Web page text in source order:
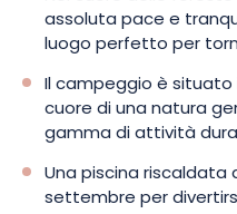
assoluta pace e
luogo perfetto per
Il campeggio è situato
cuore di una natura
gamma di attività
Una piscina
settembre per